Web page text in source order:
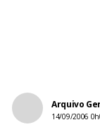
Arquivo
14/09/2006